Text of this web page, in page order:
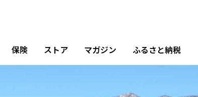
保険 ストア マガジン ふるさと納税